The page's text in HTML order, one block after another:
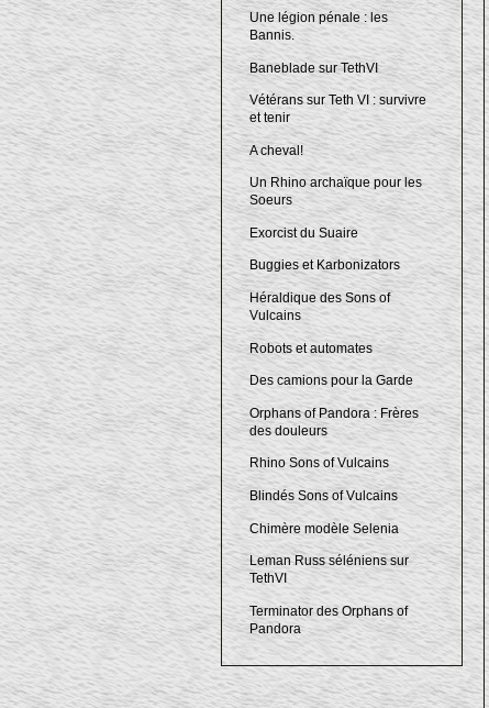
Une légion pénale : les
Bannis.
Baneblade sur TethVI
Vétérans sur Teth VI : survivre
et tenir
A cheval!
Un Rhino archaïque pour les
Soeurs
Exorcist du Suaire
Buggies et Karbonizators
Héraldique des Sons of
Vulcains
Robots et automates
Des camions pour la Garde
Orphans of Pandora : Frères
des douleurs
Rhino Sons of Vulcains
Blindés Sons of Vulcains
Chimère modèle Selenia
Leman Russ séléniens sur
TethVI
Terminator des Orphans of
Pandora